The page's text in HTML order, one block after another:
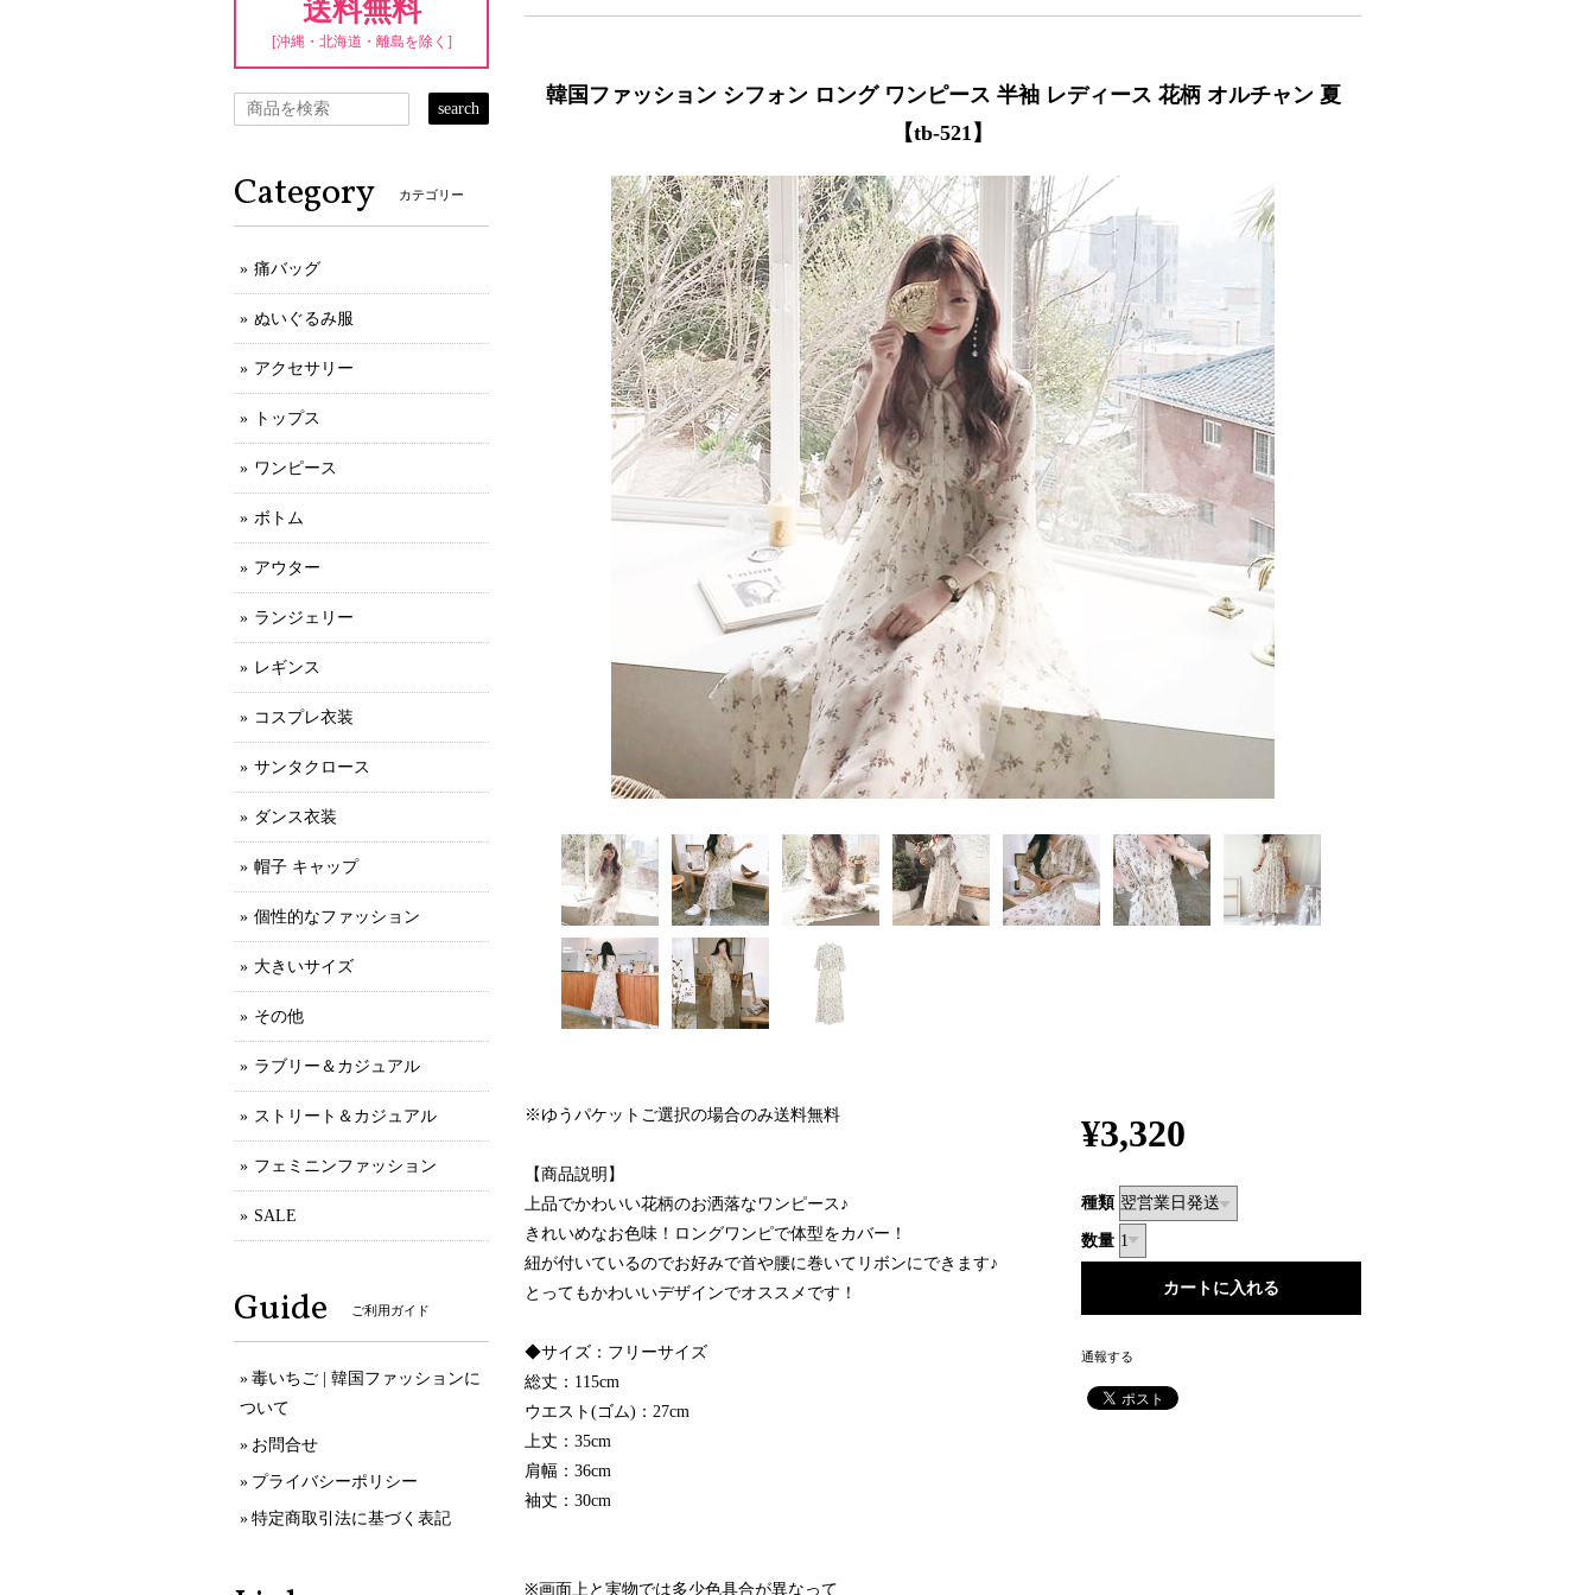
韓国ファッション シフォン ロング ワンピース 半袖 レディース 花柄 オルチャン 夏
【tb-521】
※ゆうパケットご選択の場合のみ送料無料
【商品説明】
上品でかわいい花柄のお洒落なワンピース♪
きれいめなお色味！ロングワンピで体型をカバー！
紐が付いているのでお好みで首や腰に巻いてリボンにできます♪
とってもかわいいデザインでオススメです！
◆サイズ：フリーサイズ
総丈：115cm
ウエスト(ゴム)：27cm
上丈：35cm
肩幅：36cm
袖丈：30cm
※画面上と実物では多少色具合が異なって
¥3,320
種類
数量
通報する
送料無料
[沖縄・北海道・離島を除く]
search
Category カテゴリー
痛バッグ
ぬいぐるみ服
アクセサリー
トップス
ワンピース
ボトム
アウター
ランジェリー
レギンス
コスプレ衣装
サンタクロース
ダンス衣装
帽子 キャップ
個性的なファッション
大きいサイズ
その他
ラブリー＆カジュアル
ストリート＆カジュアル
フェミニンファッション
SALE
Guide ご利用ガイド
毒いちご | 韓国ファッションに
ついて
お問合せ
プライバシーポリシー
特定商取引法に基づく表記